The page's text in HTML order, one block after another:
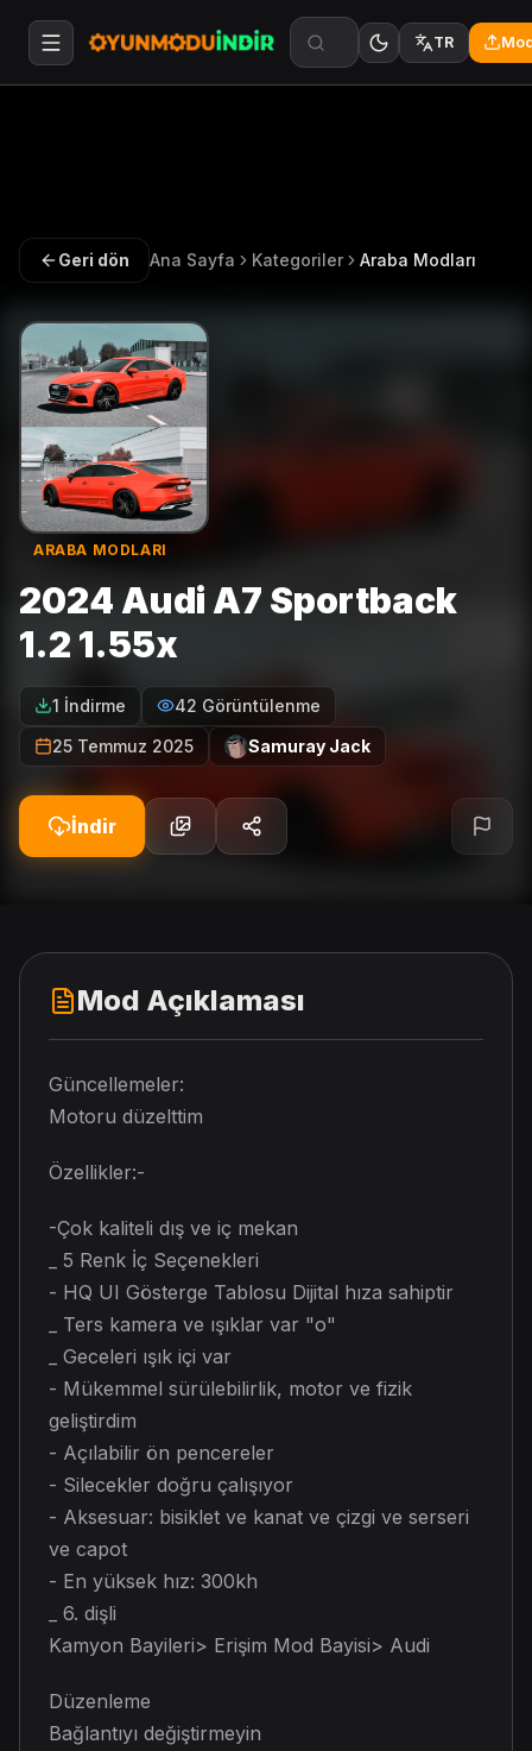
TR
Geri dön Ana Sayfa Kategoriler Araba Modları
ARABA MODLARI
2024 Audi A7 Sportback
1.2 1.55x
1 İndirme
42 Görüntülenme
25 Temmuz 2025
Samuray Jack
İndir
Mod Açıklaması
Güncellemeler:
Motoru düzelttim
Özellikler:-
-Çok kaliteli dış ve iç mekan
_ 5 Renk İç Seçenekleri
- HQ UI Gösterge Tablosu Dijital hıza sahiptir
_ Ters kamera ve ışıklar var "o"
_ Geceleri ışık içi var
- Mükemmel sürülebilirlik, motor ve fizik
geliştirdim
- Açılabilir ön pencereler
- Silecekler doğru çalışıyor
- Aksesuar: bisiklet ve kanat ve çizgi ve serseri
ve capot
- En yüksek hız: 300kh
_ 6. dişli
Kamyon Bayileri> Erişim Mod Bayisi> Audi
Düzenleme
Bağlantıyı değiştirmeyin